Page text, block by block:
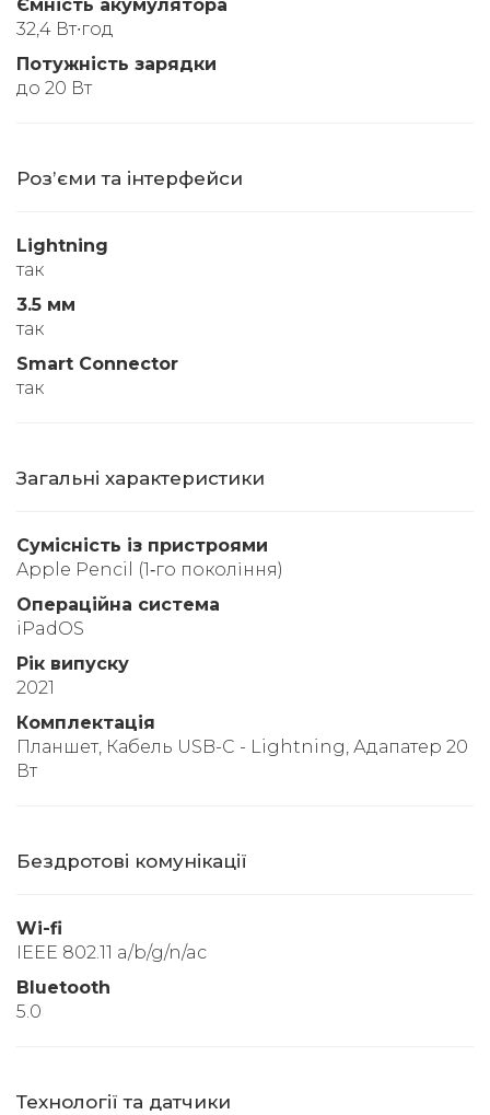
Ємність акумулятора
32,4 Вт∙год
Потужність зарядки
до 20 Вт
Розʼєми та інтерфейси
Lightning
так
3.5 мм
так
Smart Connector
так
Загальні характеристики
Сумісність із пристроями
Apple Pencil (1‑го покоління)
Операційна система
iPadOS
Рік випуску
2021
Комплектація
Планшет, Кабель USB-C - Lightning, Адапатер 20
Вт
Бездротові комунікації
Wi-fi
IEEE 802.11 a/b/g/n/ac
Bluetooth
5.0
Технології та датчики